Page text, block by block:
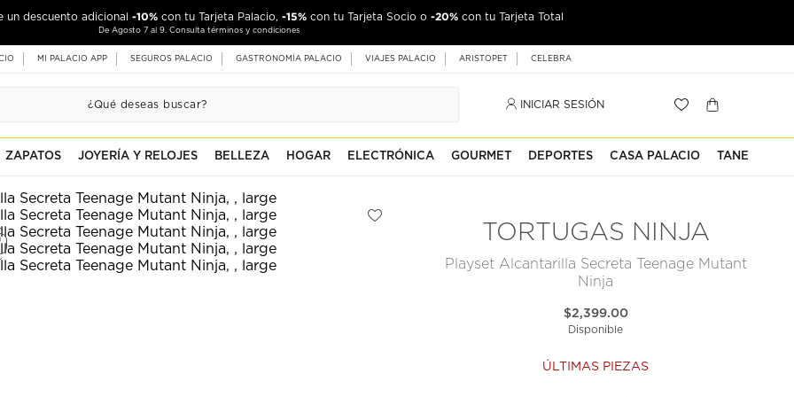
un descuento adicional -10% con tu Tarjeta Palacio, -15% con tu Tarjeta Socio o -20% con tu Tarjeta Total
De Agosto 7 al 9. Consulta términos y condiciones
MI PALACIO APP SEGUROS PALACIO GASTRONOMÍA PALACIO VIAJES PALACIO ARISTOPET CELEBRA
INICIAR SESIÓN
ZAPATOS JOYERÍA Y RELOJES BELLEZA HOGAR ELECTRÓNICA GOURMET DEPORTES CASA PALACIO TANE
TORTUGAS NINJA
Playset Alcantarilla Secreta Teenage Mutant
Ninja
$2,399.00
Disponible
ÚLTIMAS PIEZAS